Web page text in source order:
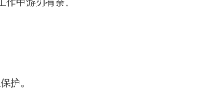
中游刃有余。
护。